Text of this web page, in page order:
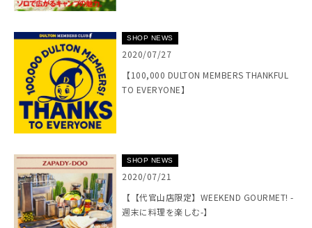
SHOP NEWS
2020/07/27
【100,000 DULTON MEMBERS THANKFUL
TO EVERYONE】
SHOP NEWS
2020/07/21
【【代官山店限定】WEEKEND GOURMET! -
週末に料理を楽しむ-】